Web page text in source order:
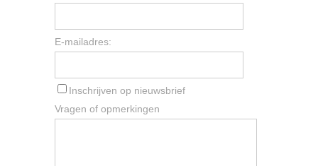
E-mailadres:
Inschrijven op nieuwsbrief
Vragen of opmerkingen